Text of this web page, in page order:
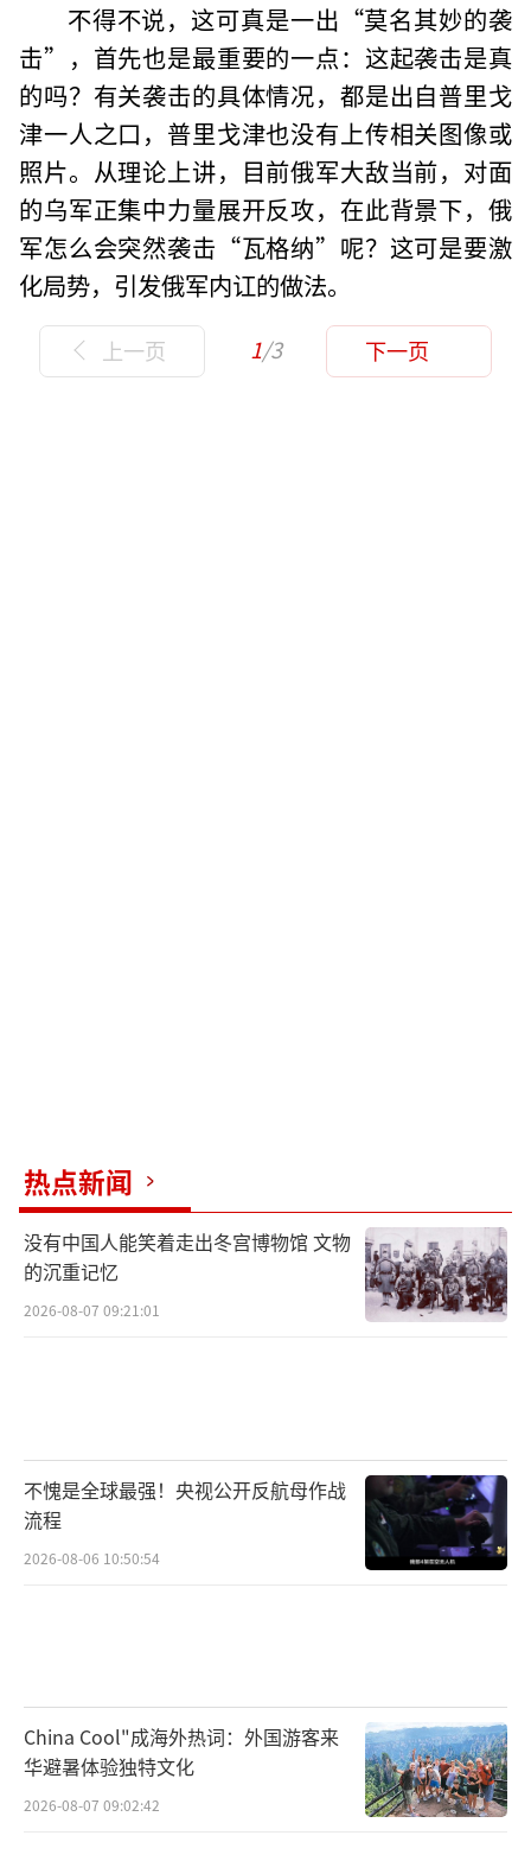
不得不说，这可真是一出“莫名其妙的袭
击”，首先也是最重要的一点：这起袭击是真
的吗？有关袭击的具体情况，都是出自普里戈
津一人之口，普里戈津也没有上传相关图像或
照片。从理论上讲，目前俄军大敌当前，对面
的乌军正集中力量展开反攻，在此背景下，俄
军怎么会突然袭击“瓦格纳”呢？这可是要激
化局势，引发俄军内讧的做法。
上一页 1/3 下一页
热点新闻
没有中国人能笑着走出冬宫博物馆 文物
的沉重记忆
2026-08-07 09:21:01
不愧是全球最强！央视公开反航母作战
流程
2026-08-06 10:50:54
China Cool"成海外热词：外国游客来
华避暑体验独特文化
2026-08-07 09:02:42